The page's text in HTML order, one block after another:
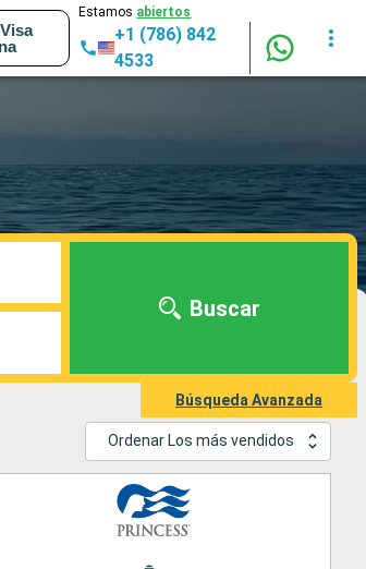
Estamos abiertos
+1 (786) 842
4533
Buscar
Búsqueda Avanzada
Ordenar Los más vendidos